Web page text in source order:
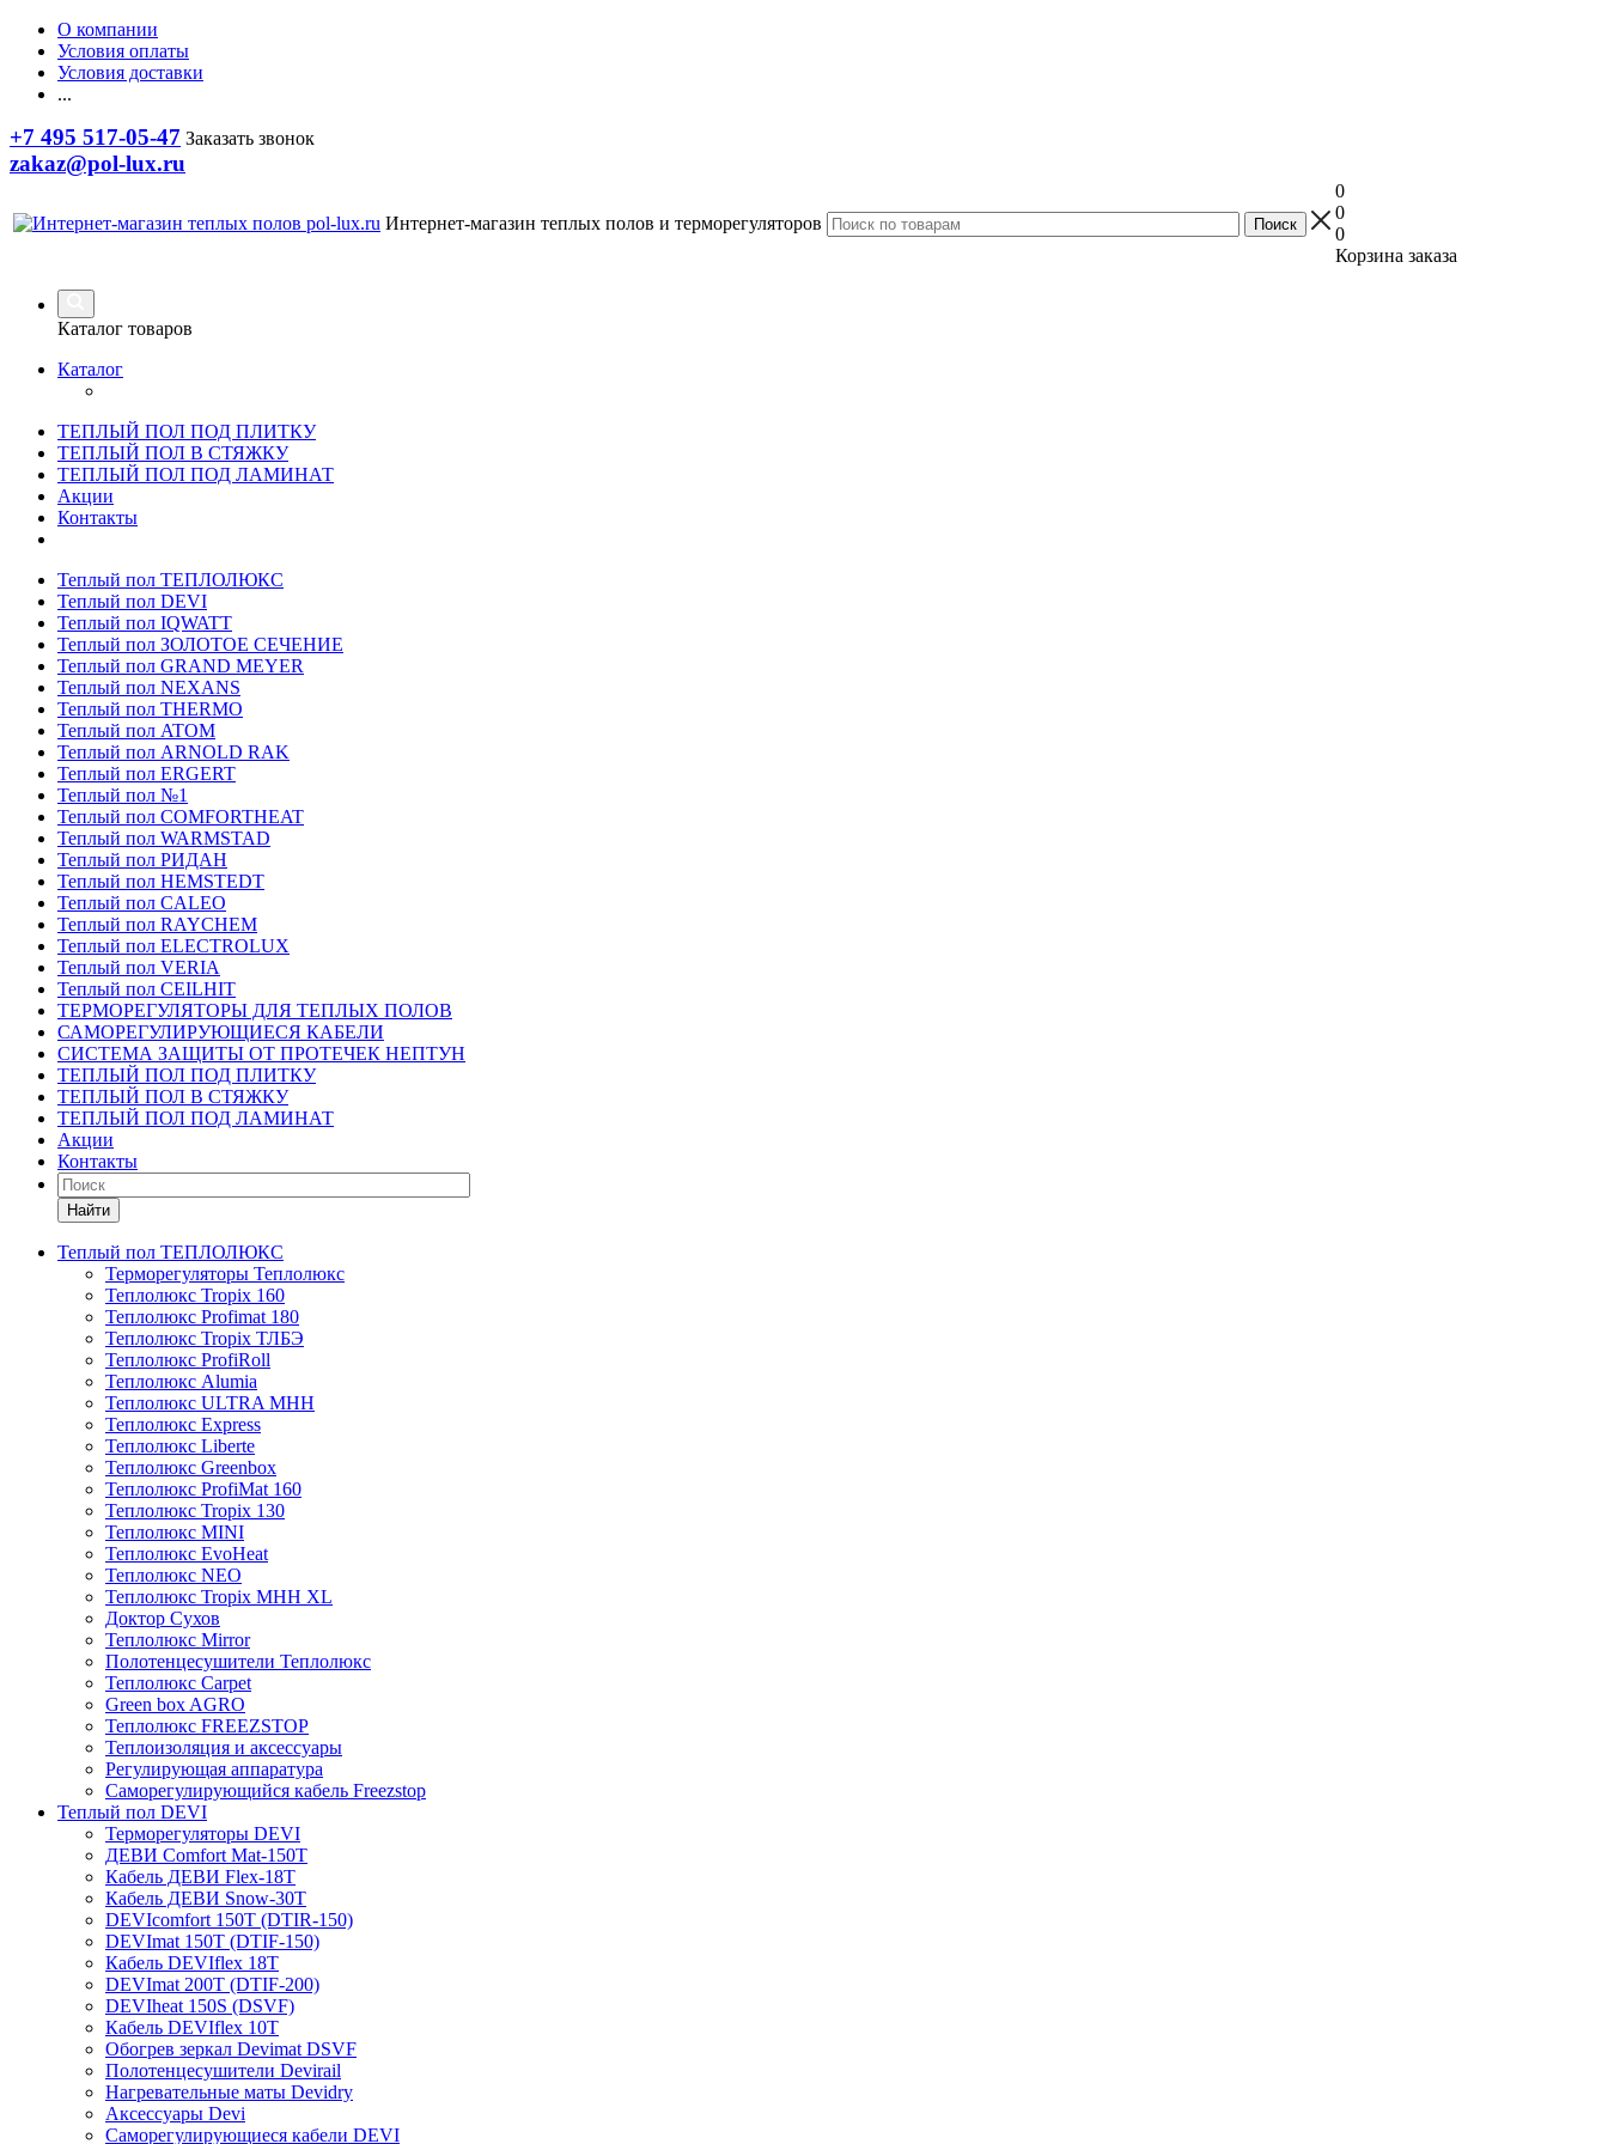
О компании
Условия оплаты
Условия доставки
...
+7 495 517-05-47 Заказать звонок
zakaz@pol-lux.ru
Интернет-магазин теплых полов и терморегуляторов
0
0
0
Корзина заказа
Каталог товаров
Каталог
ТЕПЛЫЙ ПОЛ ПОД ПЛИТКУ
ТЕПЛЫЙ ПОЛ В СТЯЖКУ
ТЕПЛЫЙ ПОЛ ПОД ЛАМИНАТ
Акции
Контакты
Теплый пол ТЕПЛОЛЮКС
Теплый пол DEVI
Теплый пол IQWATT
Теплый пол ЗОЛОТОЕ СЕЧЕНИЕ
Теплый пол GRAND MEYER
Теплый пол NEXANS
Теплый пол THERMO
Теплый пол ATOM
Теплый пол ARNOLD RAK
Теплый пол ERGERT
Теплый пол №1
Теплый пол COMFORTHEAT
Теплый пол WARMSTAD
Теплый пол РИДАН
Теплый пол HEMSTEDT
Теплый пол CALEO
Теплый пол RAYCHEM
Теплый пол ELECTROLUX
Теплый пол VERIA
Теплый пол CEILHIT
ТЕРМОРЕГУЛЯТОРЫ ДЛЯ ТЕПЛЫХ ПОЛОВ
САМОРЕГУЛИРУЮЩИЕСЯ КАБЕЛИ
СИСТЕМА ЗАЩИТЫ ОТ ПРОТЕЧЕК НЕПТУН
ТЕПЛЫЙ ПОЛ ПОД ПЛИТКУ
ТЕПЛЫЙ ПОЛ В СТЯЖКУ
ТЕПЛЫЙ ПОЛ ПОД ЛАМИНАТ
Акции
Контакты
Найти
Теплый пол ТЕПЛОЛЮКС
Терморегуляторы Теплолюкс
Теплолюкс Tropix 160
Теплолюкс Profimat 180
Теплолюкс Tropix ТЛБЭ
Теплолюкс ProfiRoll
Теплолюкс Alumia
Теплолюкс ULTRA МНН
Теплолюкс Express
Теплолюкс Liberte
Теплолюкс Greenbox
Теплолюкс ProfiMat 160
Теплолюкс Tropix 130
Теплолюкс MINI
Теплолюкс EvoHeat
Теплолюкс NEO
Теплолюкс Tropix МНН XL
Доктор Сухов
Теплолюкс Mirror
Полотенцесушители Теплолюкс
Теплолюкс Carpet
Green box AGRO
Теплолюкс FREEZSTOP
Теплоизоляция и аксессуары
Регулирующая аппаратура
Cаморегулирующийся кабель Freezstop
Теплый пол DEVI
Терморегуляторы DEVI
ДЕВИ Comfort Mat-150T
Кабель ДЕВИ Flex-18T
Кабель ДЕВИ Snow-30T
DEVIcomfort 150T (DTIR-150)
DEVImat 150T (DTIF-150)
Кабель DEVIflex 18T
DEVImat 200T (DTIF-200)
DEVIheat 150S (DSVF)
Кабель DEVIflex 10T
Обогрев зеркал Devimat DSVF
Полотенцесушители Devirail
Нагревательные маты Devidry
Аксессуары Devi
Саморегулирующиеся кабели DEVI